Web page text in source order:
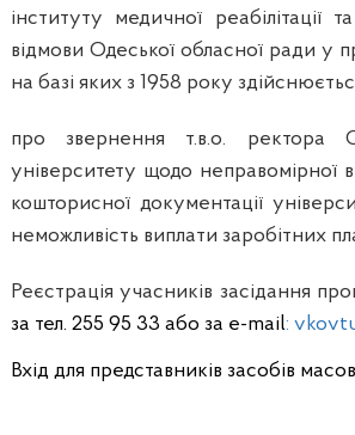
інституту медичної реабілітації
відмови Одеської обласної ради у
на базі яких з 1958 року
про звернення т.в.о. ректора
університету щодо неправомірної
кошторисної документації
неможливість виплати заробітних
Реєстрація учасників засідання
за тел. 255 95 33 або за е-mail:
Вхід для представників засобів